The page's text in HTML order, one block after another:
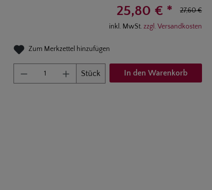
25,80 € *
27,60 €
inkl. MwSt. zzgl. Versandkosten
Zum Merkzettel hinzufügen
Produkt Anzahl: Gib den
Stück In den Warenkorb